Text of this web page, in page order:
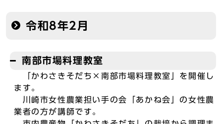
令和8年2月
南部市場料理教室
「かわさきそだち×南部市場料理教室」を開催し
ます。
川崎市女性農業担い手の会「あかね会」の女性農
業者の方が講師です。